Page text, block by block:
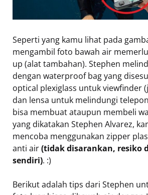
Seperti yang kamu lihat pada
mengambil foto bawah air
up (alat tambahan). Stephen
dengan waterproof bag yang
optical plexiglass untuk viewfinder
dan lensa untuk melindungi
bisa membuat ataupun membeli
yang dikatakan Stephen Alvarez,
mencoba menggunakan zipper
anti air(tidak disarankan, resiko
sendiri). :)
Berikut adalah tips dari Stephen